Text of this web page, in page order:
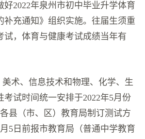
好2022年泉州市初中毕业升学体育
补充通知》组织实施。往届生须重
试，体育与健康考试成绩当年有
术、信息技术和物理、化学、生
考试时间统一安排于2022年5月份
县（市、区）教育局制订测试方
5日前报市教育局（普通中学教育